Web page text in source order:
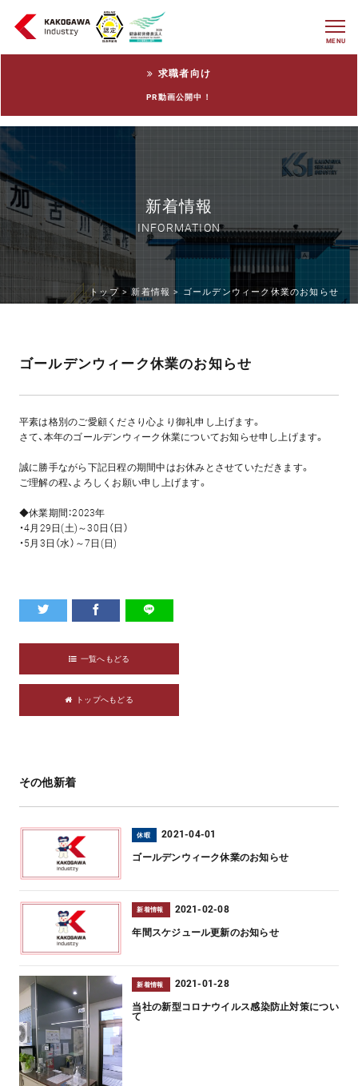
MENU
求職者向け
PR動画公開中！
新着情報
INFORMATION
トップ >新着情報 > ゴールデンウィーク休業のお知らせ
ゴールデンウィーク休業のお知らせ
平素は格別のご愛顧くださり心より御礼申し上げます。
さて、本年のゴールデンウィーク休業についてお知らせ申し上げます。
誠に勝手ながら下記日程の期間中はお休みとさせていただきます。
ご理解の程、よろしくお願い申し上げます。
◆休業期間：2023年
・4月29日(土)～30日（日）
・5月3日（水）～7日(日)
一覧へもどる
トップへもどる
その他新着
休暇 2021-04-01
ゴールデンウィーク休業のお知らせ
新着情報 2021-02-08
年間スケジュール更新のお知らせ
新着情報 2021-01-28
当社の新型コロナウイルス感染防止対策につい
て